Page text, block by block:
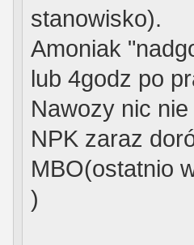
stanowisko).
Amoniak
lub 4godz po
Nawozy nic
NPK zaraz
MBO(ostatnio
)